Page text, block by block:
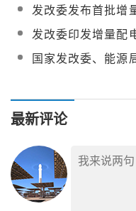
发改委发布首批增
电业务改革试点项目
发改委印发增量配
务配电区域划分实
法（试行）
国家发改委、能源
最新评论